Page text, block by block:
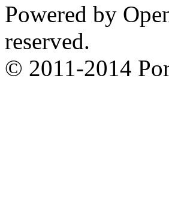
Powered by
reserved.
© 2011-2014